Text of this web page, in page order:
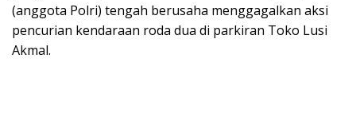
(anggota Polri) tengah berusaha menggagalkan aksi
pencurian kendaraan roda dua di parkiran Toko Lusi
Akmal.